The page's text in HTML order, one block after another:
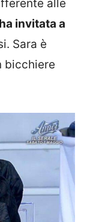
alle
invitata a
Sara è
bicchiere